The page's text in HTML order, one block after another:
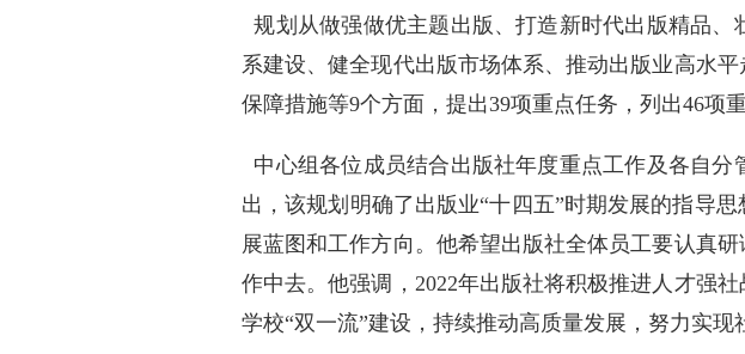
规划从做强做优主题出版、打造新时代出版精品
系建设、健全现代出版市场体系、推动出版业高水
保障措施等9个方面，提出39项重点任务，列出46项
中心组各位成员结合出版社年度重点工作及各自
出，该规划明确了出版业“十四五”时期发展的指导
展蓝图和工作方向。他希望出版社全体员工要认真
作中去。他强调，2022年出版社将积极推进人才强
学校“双一流”建设，持续推动高质量发展，努力实现